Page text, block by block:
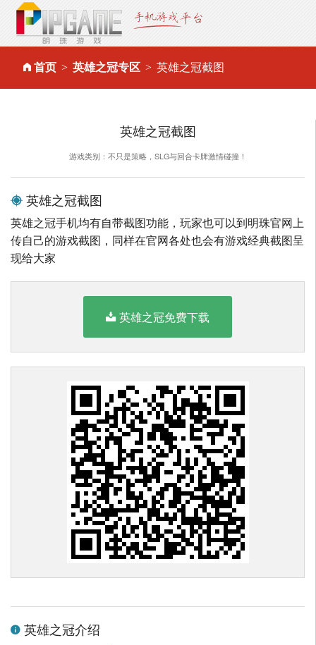
首页 英雄之冠专区 英雄之冠截图
英雄之冠截图
游戏类别：不只是策略，SLG与回合卡牌激情碰撞！
英雄之冠截图
英雄之冠手机均有自带截图功能，玩家也可以到明珠官网上
传自己的游戏截图，同样在官网各处也会有游戏经典截图呈
现给大家
英雄之冠免费下载
英雄之冠介绍